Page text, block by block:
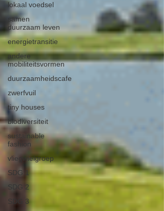
lokaal voedsel
samen
duurzaam leven
energietransitie
andere
mobiliteitsvormen
duurzaamheidscafe
zwerfvuil
tiny houses
biodiversiteit
sustainable
fashion
vliegwielgroep
SDG 1
SDG 2
SDG 3